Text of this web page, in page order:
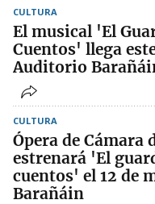
CULTURA
El musical 'El
Cuentos' llega
Auditorio
CULTURA
Ópera de Cámara
estrenará 'El
cuentos' el 12 de
Barañáin